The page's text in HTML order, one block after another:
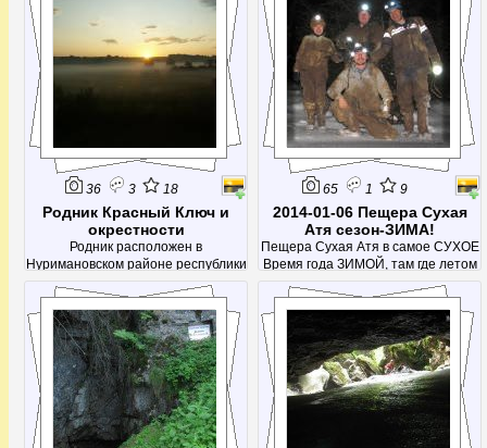
36 3 18
Родник Красный Ключ и
окрестности
Родник расположен в
Нуримановском районе республики
Башкортостан, в ондоимённом
посёлке Красный Ключ (примерно в
100 км севернее от г. Уфа)
65 1 9
2014-01-06 Пещера Сухая
Атя сезон-ЗИМА!
Пещера Сухая Атя в самое СУХОЕ
Время года ЗИМОЙ, там где летом
были лужи воды и глина - сейчас
твёрдый Сухой Лёд и ПЫЛЬ
которая подымается когда
ползёшь и лезет во все щели :-)